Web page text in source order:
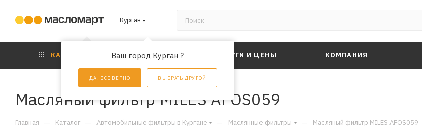
Курган
Ваш город Курган ?
ДА, ВСЕ ВЕРНО ВЫБРАТЬ ДРУГОЙ
КАТАЛОГ АКЦИИ УСЛУГИ И ЦЕНЫ КОМПАНИЯ
Масляный фильтр MILES AFOS059
Главная — Каталог — Автомобильные фильтры в Кургане — Маслянные фильтры — Масляный фильтр MILES AFOS059